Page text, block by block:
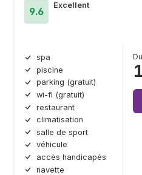
9.6
Excellent
spa
piscine
parking (gratuit)
wi-fi (gratuit)
restaurant
climatisation
salle de sport
véhicule
accès handicapés
navette
Du